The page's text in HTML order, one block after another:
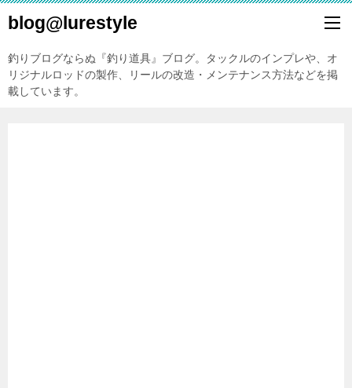
blog@lurestyle
釣りブログならぬ『釣り道具』ブログ。タックルのインプレや、オ
リジナルロッドの製作、リールの改造・メンテナンス方法などを掲
載しています。